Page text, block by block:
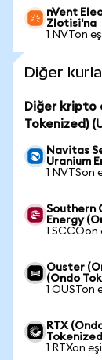
nVent
Zlotisi'na
1 NVTon
Diğer
Diğer kripto
Tokenized)
Navitas
Uranium
1 NVTSon
Southern
Energy
1 SCCOon
Ouster
(Ondo
1 OUSTon
RTX
1 RTXon